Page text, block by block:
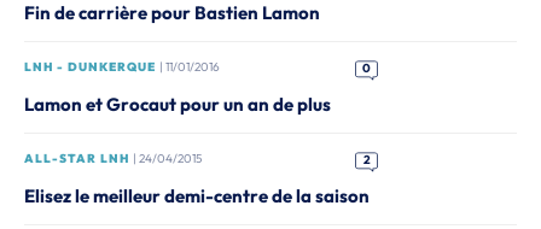
Fin de carrière pour Bastien Lamon
LNH - DUNKERQUE | 11/01/2016 0
Lamon et Grocaut pour un an de plus
ALL-STAR LNH | 24/04/2015 2
Elisez le meilleur demi-centre de la saison